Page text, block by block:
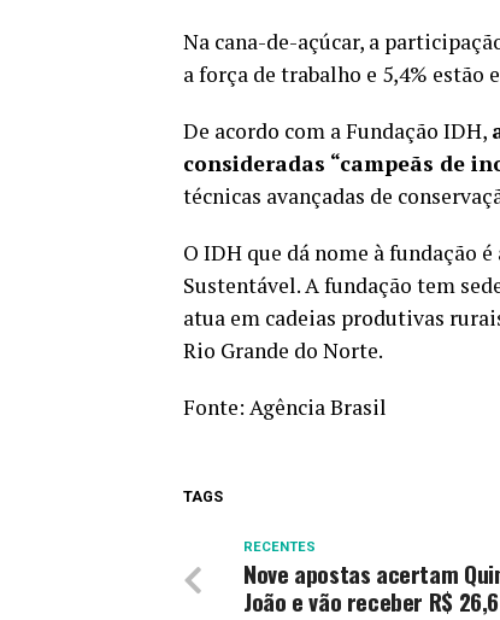
Na cana-de-açúcar, a
a força de trabalho e 5,4% estão
De acordo com a Fundação IDH,
consideradas “campeãs de
técnicas avançadas de
O IDH que dá nome à fundação
Sustentável. A fundação tem
atua em cadeias produtivas
Rio Grande do Norte.
Fonte: Agência Brasil
TAGS
RECENTES
Nove apostas acertam
João e vão receber R$